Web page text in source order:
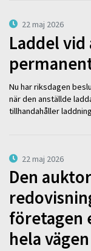
22 maj 2026
Laddel
Nu har riksdagen
när den anställde
tillhandahåller
22 maj 2026
Den
företagen
hela vägen